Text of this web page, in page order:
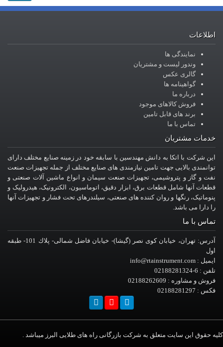
اطلاعات
نمایندگی ها
وندور لیست و مشتریان
گالری عکس
گواهینامه ها
درباره ما
فروش کالاهای موجود
برند های قابل تامین
تماس با ما
خدمات مشتریان
این شرکت با اتکا به دانش مهندسین با سابقه خود در زمینه صنایع مختلف دارای
توانمندی بالایی جهت تامین نیازمندی های صنایع مختلف از جمله تجهیزات صنعت
نفت و گاز و پتروشیمی، تجهیزات صنعت سیمان و انواع ماشین آلات صنعتی و
قطعات آنها شامل قطعات برق، ابزار دقیق، اتوماسیون، الکترونیک، هیدرولیک و
پنوماتیک، رنگها و روان کننده های صنعتی، سیلندرهای تحت فشار و تجهیزات آنها
را دارا می باشد.
تماس با ما
آدرس: تهران، خيابان کوی نصر (گیشا)- خيابان فاضل شمالی- پلاك 101- طبقه
اول
ایمیل : info@rtainstrument.com
تلفن : 6-02188281324
فروش و مشاوره : 02188262609
فکس : 02188281297
کلیه حقوق این سایت متعلق به شرکت بازرگانی راه های طلایی البرز میباشد .